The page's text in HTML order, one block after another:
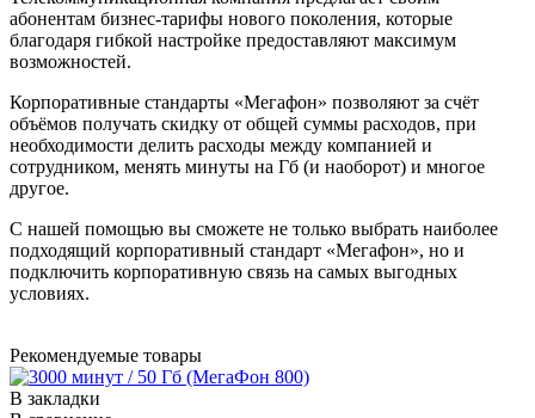
абонентам бизнес-тарифы нового поколения, которые
благодаря гибкой настройке предоставляют максимум
возможностей.
Корпоративные стандарты «Мегафон» позволяют за счёт
объёмов получать скидку от общей суммы расходов, при
необходимости делить расходы между компанией и
сотрудником, менять минуты на Гб (и наоборот) и многое
другое.
С нашей помощью вы сможете не только выбрать наиболее
подходящий корпоративный стандарт «Мегафон», но и
подключить корпоративную связь на самых выгодных
условиях.
Рекомендуемые товары
В закладки